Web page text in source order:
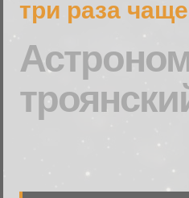
три раза чаще